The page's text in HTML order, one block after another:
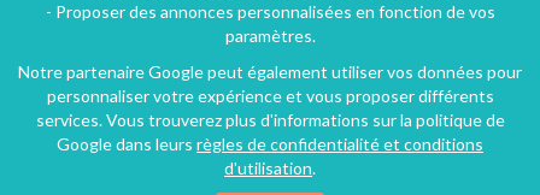
- Proposer des annonces personnalisées en fonction de vos
paramètres.
Notre partenaire Google peut également utiliser vos données pour
personnaliser votre expérience et vous proposer différents
services. Vous trouverez plus d'informations sur la politique de
Google dans leurs règles de confidentialité et conditions
d'utilisation.
Conditions générales d'utilisation- Politique de confidentialité
Copyright © 2009 ‐ 2026 Vivaweek ‐ Tous droits réservés ‐
Dernière mise à jour du site : 06 août 2026